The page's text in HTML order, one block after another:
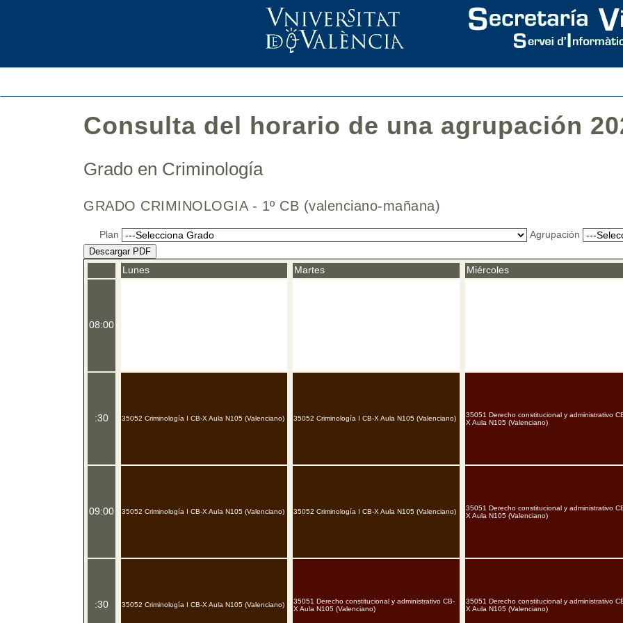
Consulta del horario de una agrupación
Grado en Criminología
GRADO CRIMINOLOGIA - 1º CB (valenciano-mañana)
Plan Agrupación
Descargar PDF
08:00
:30
09:00
:30
Lunes
35052 Criminología I CB-X Aula N105 (Valenciano)
35052 Criminología I CB-X Aula N105 (Valenciano)
35052 Criminología I CB-X Aula N105 (Valenciano)
Martes
35052 Criminología I CB-X Aula N105 (Valenciano)
35052 Criminología I CB-X Aula N105 (Valenciano)
35051 Derecho constitucional y administrativo CB-
X Aula N105 (Valenciano)
Miércoles
35051 Derecho constitucional y administrativo
X Aula N105 (Valenciano)
35051 Derecho constitucional y administrativo
X Aula N105 (Valenciano)
35051 Derecho constitucional y administrativo
X Aula N105 (Valenciano)